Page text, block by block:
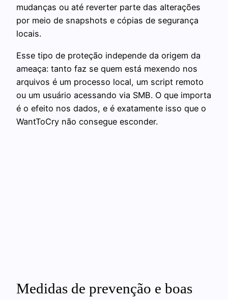
mudanças ou até reverter parte das alterações
por meio de snapshots e cópias de segurança
locais.
Esse tipo de proteção independe da origem da
ameaça: tanto faz se quem está mexendo nos
arquivos é um processo local, um script remoto
ou um usuário acessando via SMB. O que importa
é o efeito nos dados, e é exatamente isso que o
WantToCry não consegue esconder.
Medidas de prevenção e boas